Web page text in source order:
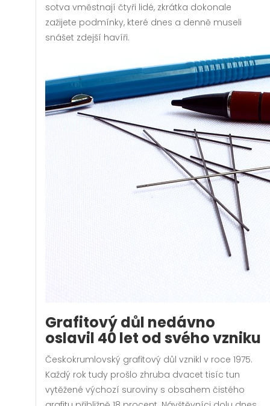
sotva vměstnají čtyři lidé, zkrátka dokonale
zažijete podmínky, které dnes a denně museli
snášet zdejší havíři.
Grafitový důl nedávno
oslavil 40 let od svého vzniku
Českokrumlovský grafitový důl vznikl v roce 1975.
Každý rok tudy prošlo zhruba dvacet tisíc tun
vytěžené výchozí suroviny s obsahem čistého